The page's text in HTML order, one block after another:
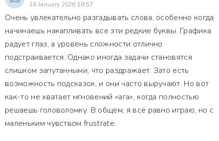
16 January 2026 18:57
Очень увлекательно разгадывать слова, особенно когда
начинаешь накапливать все эти редкие буквы. Графика
радует глаз, а уровень сложности отлично
подстраивается. Однако иногда задачи становятся
слишком запутанными, что раздражает. Зато есть
возможность подсказок, и они часто выручают. Но вот
как-то не хватает мгновений «ага», когда полностью
решаешь головоломку. В общем, я всё равно играю, но с
маленьким чувством frustrate.